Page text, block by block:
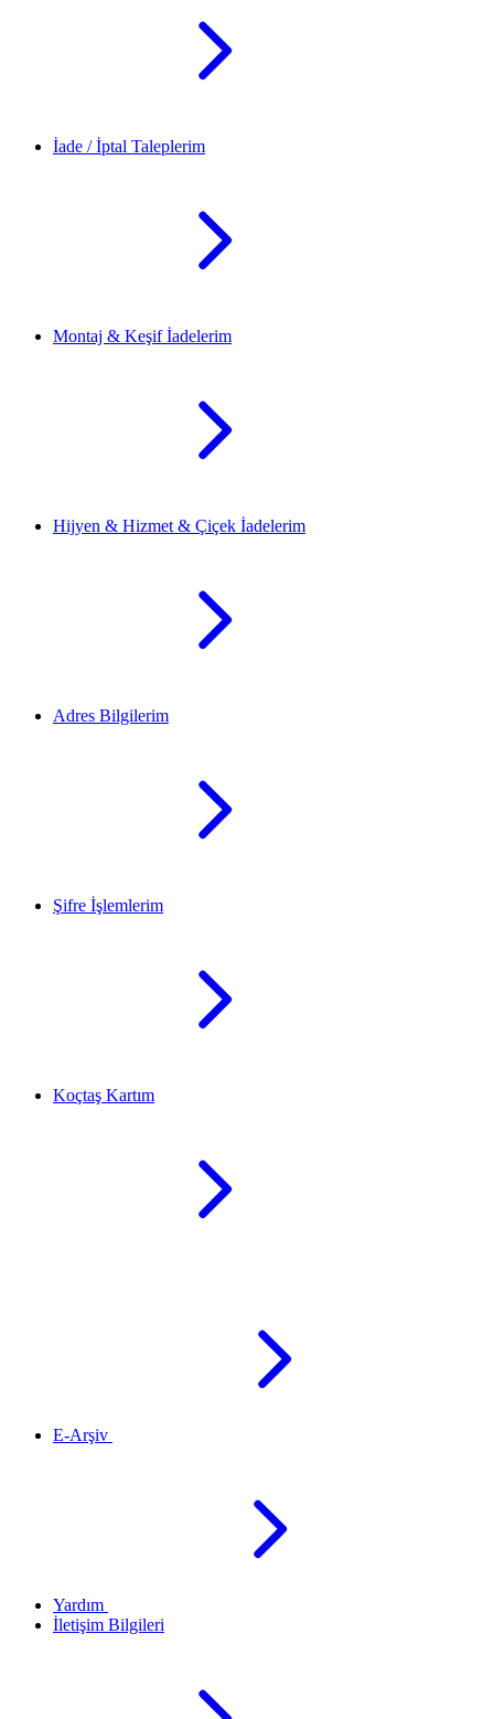
İade / İptal Taleplerim
Montaj & Keşif İadelerim
Hijyen & Hizmet & Çiçek İadelerim
Adres Bilgilerim
Şifre İşlemlerim
Koçtaş Kartım
E-Arşiv
Yardım
İletişim Bilgileri